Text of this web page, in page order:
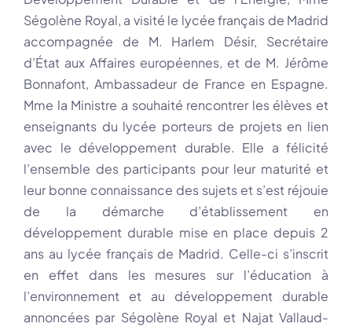
Ségolène Royal, a visité le lycée français de Madrid
accompagnée de M. Harlem Désir, Secrétaire
d’État aux Affaires européennes, et de M. Jérôme
Bonnafont, Ambassadeur de France en Espagne.
Mme la Ministre a souhaité rencontrer les élèves et
enseignants du lycée porteurs de projets en lien
avec le développement durable. Elle a félicité
l’ensemble des participants pour leur maturité et
leur bonne connaissance des sujets et s’est réjouie
de la démarche d’établissement en
développement durable mise en place depuis 2
ans au lycée français de Madrid. Celle-ci s’inscrit
en effet dans les mesures sur l’éducation à
l’environnement et au développement durable
annoncées par Ségolène Royal et Najat Vallaud-